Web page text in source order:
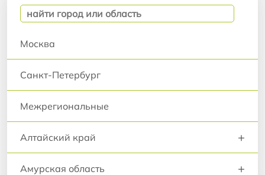
Москва
Санкт-Петербург
Межрегиональные
Алтайский край +
Амурская область +